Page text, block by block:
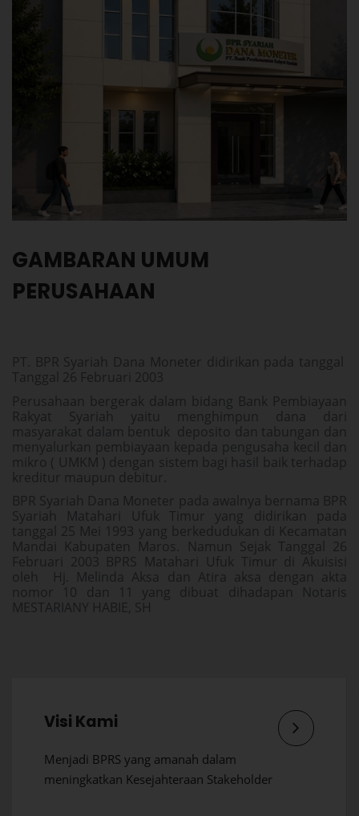
GAMBARAN UMUM
PERUSAHAAN
PT. BPR Syariah Dana Moneter didirikan pada tanggal
Tanggal 26 Februari 2003
Perusahaan bergerak dalam bidang Bank Pembiayaan
Rakyat Syariah yaitu menghimpun dana dari
masyarakat dalam bentuk deposito dan tabungan dan
menyalurkan pembiayaan kepada pengusaha kecil dan
mikro ( UMKM ) dengan sistem bagi hasil baik terhadap
kreditur maupun debitur.
BPR Syariah Dana Moneter pada awalnya bernama BPR
Syariah Matahari Ufuk Timur yang didirikan pada
tanggal 25 Mei 1993 yang berkedudukan di Kecamatan
Mandai Kabupaten Maros. Namun Sejak Tanggal 26
Februari 2003 BPRS Matahari Ufuk Timur di Akuisisi
oleh Hj. Melinda Aksa dan Atira aksa dengan akta
nomor 10 dan 11 yang dibuat dihadapan Notaris
MESTARIANY HABIE, SH
Visi Kami
Menjadi BPRS yang amanah dalam
meningkatkan Kesejahteraan Stakeholder